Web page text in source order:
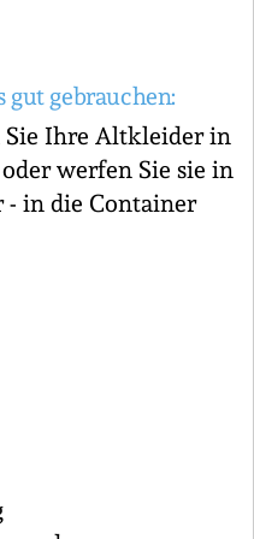
gut gebrauchen:
Sie Ihre Altkleider in
werfen Sie sie in
- in die Container